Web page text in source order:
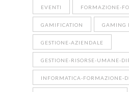
EVENTI FORMAZIONE-
GAMIFICATION GAMING
GESTIONE-AZIENDALE
GESTIONE-RISORSE-UMANE-
INFORMATICA-FORMAZIONE-